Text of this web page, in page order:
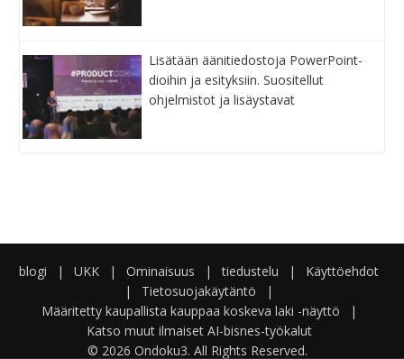
Lisätään äänitiedostoja PowerPoint-
dioihin ja esityksiin. Suositellut
ohjelmistot ja lisäystavat
blogi | UKK | Ominaisuus | tiedustelu |
Käyttöehdot
|
Tietosuojakäytäntö
|
Määritetty kaupallista kauppaa koskeva laki -näyttö
|
Katso muut ilmaiset AI-bisnes-työkalut
© 2026 Ondoku3. All Rights Reserved.